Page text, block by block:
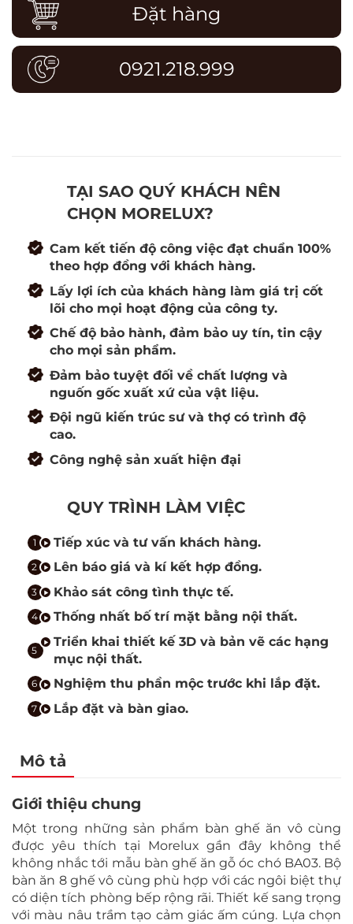
Đặt hàng
0921.218.999
TẠI SAO QUÝ KHÁCH NÊN
CHỌN MORELUX?
Cam kết tiến độ công việc đạt chuẩn 100%
theo hợp đồng với khách hàng.
Lấy lợi ích của khách hàng làm giá trị cốt
lõi cho mọi hoạt động của công ty.
Chế độ bảo hành, đảm bảo uy tín, tin cậy
cho mọi sản phẩm.
Đảm bảo tuyệt đối về chất lượng và
nguốn gốc xuất xứ của vật liệu.
Đội ngũ kiến trúc sư và thợ có trình độ
cao.
Công nghệ sản xuất hiện đại
QUY TRÌNH LÀM VIỆC
Tiếp xúc và tư vấn khách hàng.
Lên báo giá và kí kết hợp đồng.
Khảo sát công tình thực tế.
Thống nhất bố trí mặt bằng nội thất.
Triển khai thiết kế 3D và bản vẽ các hạng
mục nội thất.
Nghiệm thu phần mộc trước khi lắp đặt.
Lắp đặt và bàn giao.
Mô tả
Giới thiệu chung
Một trong những sản phẩm bàn ghế ăn vô cùng
được yêu thích tại Morelux gần đây không thể
không nhắc tới mẫu bàn ghế ăn gỗ óc chó BA03. Bộ
bàn ăn 8 ghế vô cùng phù hợp với các ngôi biệt thự
có diện tích phòng bếp rộng rãi. Thiết kế sang trọng
với màu nâu trầm tạo cảm giác ấm cúng. Lựa chọn